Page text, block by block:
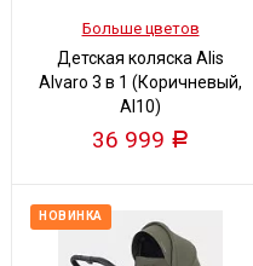
Больше цветов
Детская коляска Alis
Alvaro 3 в 1 (Коричневый,
Al10)
36 999 Р
НОВИНКА